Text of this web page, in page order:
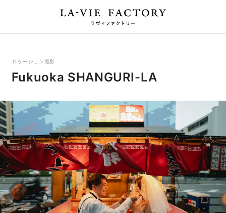
ロケーション撮影
Fukuoka SHANGURI-LA